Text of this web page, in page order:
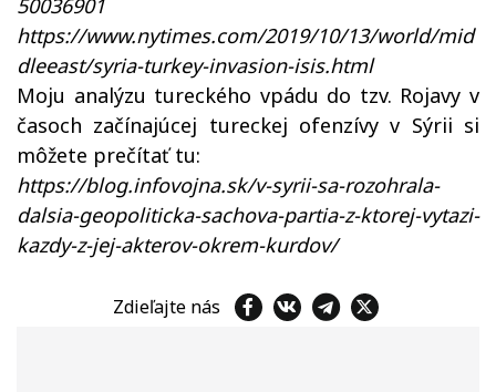
50036901
https://www.nytimes.com/2019/10/13/world/mid
dleeast/syria-turkey-invasion-isis.html
Moju analýzu tureckého vpádu do tzv. Rojavy v
časoch začínajúcej tureckej ofenzívy v Sýrii si
môžete prečítať tu:
https://blog.infovojna.sk/v-syrii-sa-rozohrala-
dalsia-geopoliticka-sachova-partia-z-ktorej-vytazi-
kazdy-z-jej-akterov-okrem-kurdov/
Zdieľajte nás